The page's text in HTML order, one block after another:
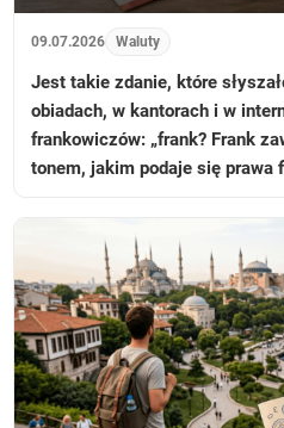
09.07.2026 Waluty
Jest takie zdanie, które
obiadach, w kantorach i w
frankowiczów: „frank? Frank
tonem, jakim podaje się prawa